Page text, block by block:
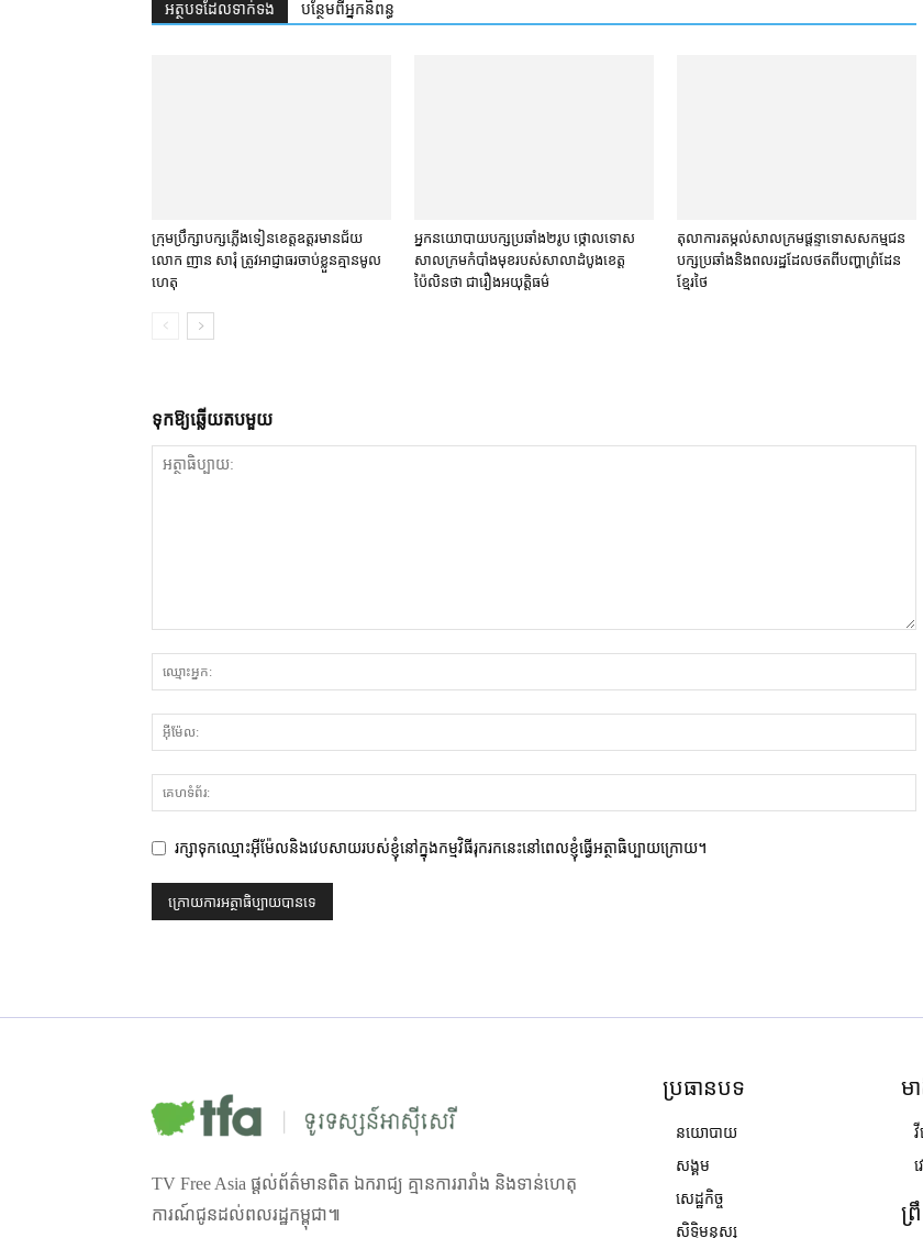
អត្ថបទ​ដែល​ទាក់ទង បន្ថែម​ពី​អ្នកនិពន្ធ
ក្រុមប្រឹក្សា​បក្ស​ភ្លើងទៀន​ខេត្ត​ឧត្ដរមានជ័យ
លោក ញាន សារុំ ត្រូវ​អាជ្ញាធរ​ចាប់ខ្លួន​គ្មាន​មូល
ហេតុ
អ្នកនយោបាយ​បក្ស​ប្រឆាំង​២​រូប ថ្កោលទោស​
សាលក្រម​កំបាំងមុខ​របស់​សាលាដំបូង​ខេត្ត​
ប៉ៃលិន​ថា ជា​រឿង​អយុត្តិធម៌
តុលាការ​តម្កល់​សាលក្រម​ផ្ដន្ទាទោស​សកម្មជន​
បក្ស​ប្រឆាំង​និង​ពលរដ្ឋ​ដែល​ថត​ពី​បញ្ហា​ព្រំដែន​
ខ្មែរ​ថៃ
ទុក​ឱ្យ​ឆ្លើយ​តប​មួយ
រក្សាទុកឈ្មោះអ៊ីម៉ែលនិងវេបសាយរបស់ខ្ញុំនៅក្នុងកម្មវិធីរុករកនេះនៅពេលខ្ញុំធ្វើអត្ថាធិប្បាយក្រោយ។
TV Free Asia ផ្ដល់ព័ត៌មានពិត ឯករាជ្យ គ្មានការរារាំង និងទាន់ហេតុ
ការណ៍ជូនដល់ពលរដ្ឋកម្ពុជា៕
ប្រធានបទ
នយោបាយ
សង្គម
សេដ្ឋកិច្ច
សិទ្ធិមនុស្ស
ម
ព្